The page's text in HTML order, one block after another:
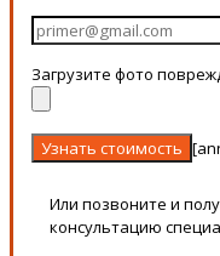
Загрузите фото
Или позвоните и
консультацию